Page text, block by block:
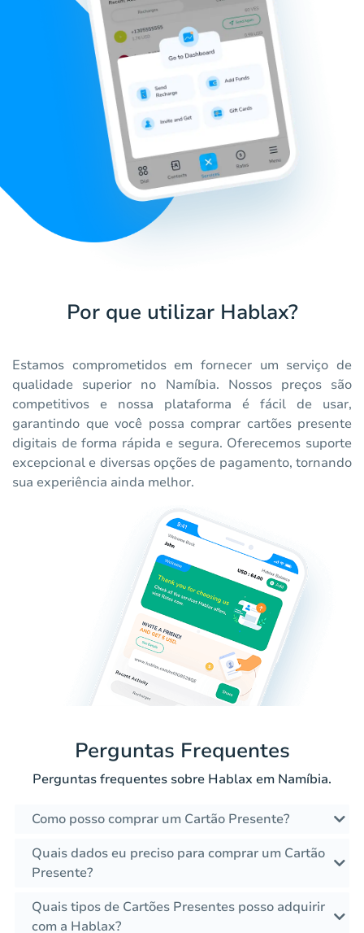
Por que utilizar Hablax?
Estamos comprometidos em fornecer um serviço de
qualidade superior no Namíbia. Nossos preços são
competitivos e nossa plataforma é fácil de usar,
garantindo que você possa comprar cartões presente
digitais de forma rápida e segura. Oferecemos suporte
excepcional e diversas opções de pagamento, tornando
sua experiência ainda melhor.
Perguntas Frequentes
Perguntas frequentes sobre Hablax em Namíbia.
Como posso comprar um Cartão Presente?
Quais dados eu preciso para comprar um Cartão
Presente?
Quais tipos de Cartões Presentes posso adquirir
com a Hablax?